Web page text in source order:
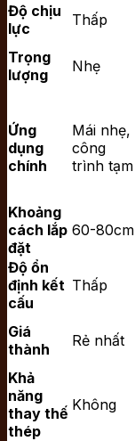
Độ chịu
lực
Thấp
Trọng
lượng
Nhẹ
Ứng
dụng
chính
Mái nhẹ,
công
trình tạm
Khoảng
cách lắp
đặt
60-80cm
Độ ổn
định kết
cấu
Thấp
Giá
thành
Rẻ nhất
Khả
năng
thay thế
thép
Không